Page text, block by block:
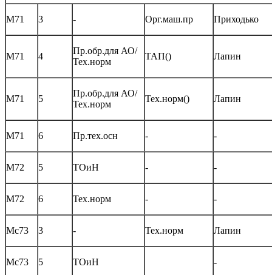
М71 3 - Орг.маш.пр Приходько
М71 4
Пр.обр.для АО/
Тех.норм
ТАП() Лапин
М71 5
Пр.обр.для АО/
Тех.норм
Тех.норм() Лапин
М71 6 Пр.тех.осн - -
М72 5 ТОиН - -
М72 6 Тех.норм - -
Мс73 3 - Тех.норм Лапин
Мс73 5 ТОиН -